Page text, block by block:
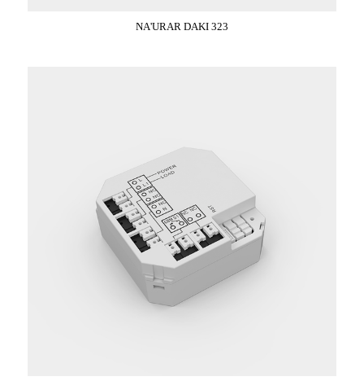
NA'URAR DAKI 323